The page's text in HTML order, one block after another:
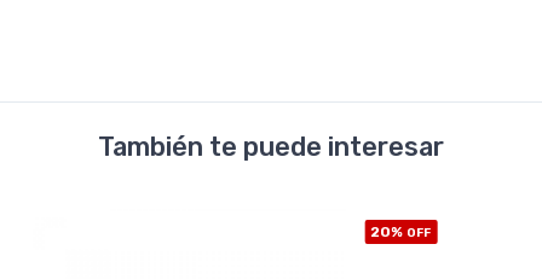
También te puede interesar
20% OFF